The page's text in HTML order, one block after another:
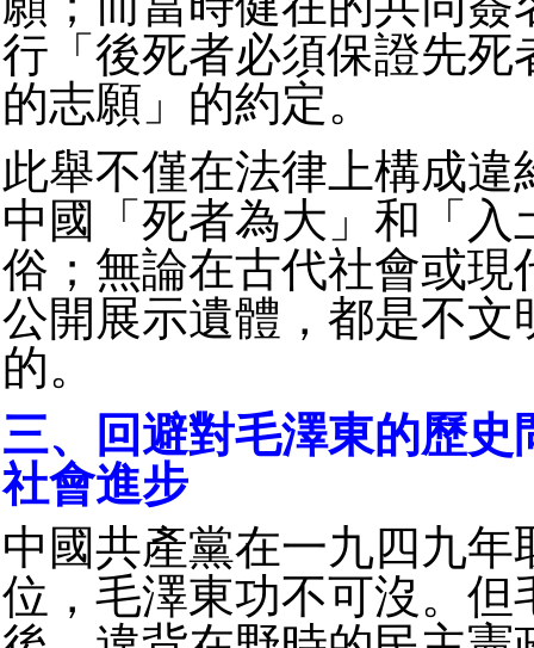
行「後死者必須保證先死
的志願」的約定。
此舉不僅在法律上構成違
中國「死者為大」和「入
俗；無論在古代社會或現
公開展示遺體，都是不文
的。
三、回避對毛澤東的歷史
社會進步
中國共產黨在一九四九年
位，毛澤東功不可沒。但